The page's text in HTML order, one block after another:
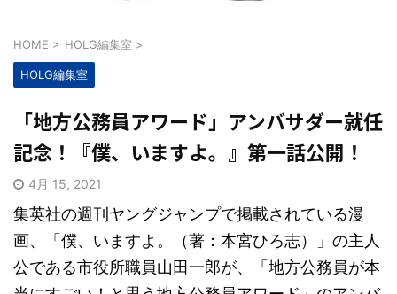
HOME > HOLG編集室 >
HOLG編集室
「地方公務員アワード」アンバサダー就任
記念！『僕、いますよ。』第一話公開！
4月 15, 2021
集英社の週刊ヤングジャンプで掲載されている漫
画、「僕、いますよ。（著：本宮ひろ志）」の主人
公である市役所職員山田一郎が、「地方公務員が本